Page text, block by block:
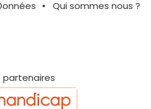
Qui sommes nous ?
partenaires